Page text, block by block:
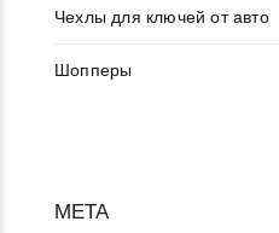
Чехлы для ключей от авто
Шопперы
МЕТА